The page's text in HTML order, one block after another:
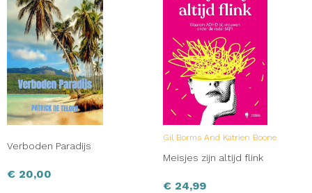
Verboden Paradijs
€ 20,00
Gil Borms And Katrien Boone
Meisjes zijn altijd flink
€ 24,99